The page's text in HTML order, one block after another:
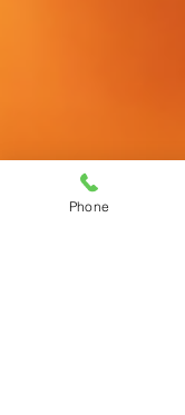
Phone